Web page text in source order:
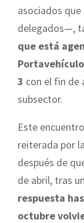
asociados
delegados—,
que está
3 con el fin de
subsector.
Este
reiterada por
después de
de abril, tras
respuesta
octubre